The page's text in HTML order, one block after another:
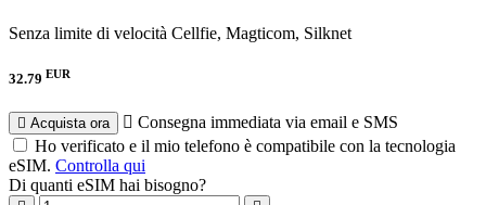
Senza limite di velocità Cellfie, Magticom, Silknet
32.79 EUR
Acquista ora
Consegna immediata via email e SMS
Ho verificato e il mio telefono è compatibile con la tecnologia
eSIM. Controlla qui
Di quanti eSIM hai bisogno?